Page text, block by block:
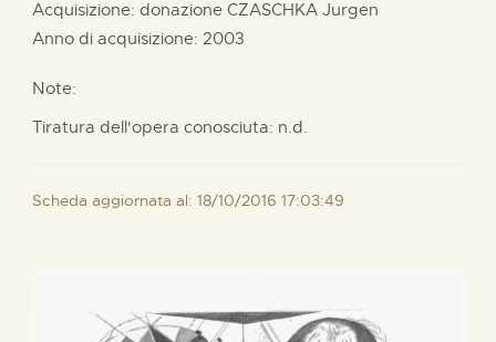
Acquisizione: donazione CZASCHKA Jurgen
Anno di acquisizione: 2003
Note:
Tiratura dell'opera conosciuta: n.d.
Scheda aggiornata al: 18/10/2016 17:03:49